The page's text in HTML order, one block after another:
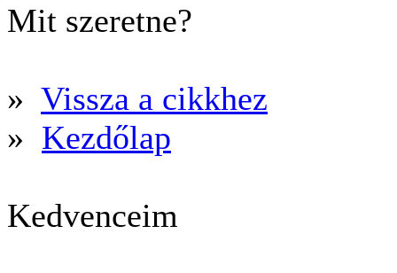
Mit szeretne?
» Vissza a cikkhez
» Kezdőlap
Kedvenceim